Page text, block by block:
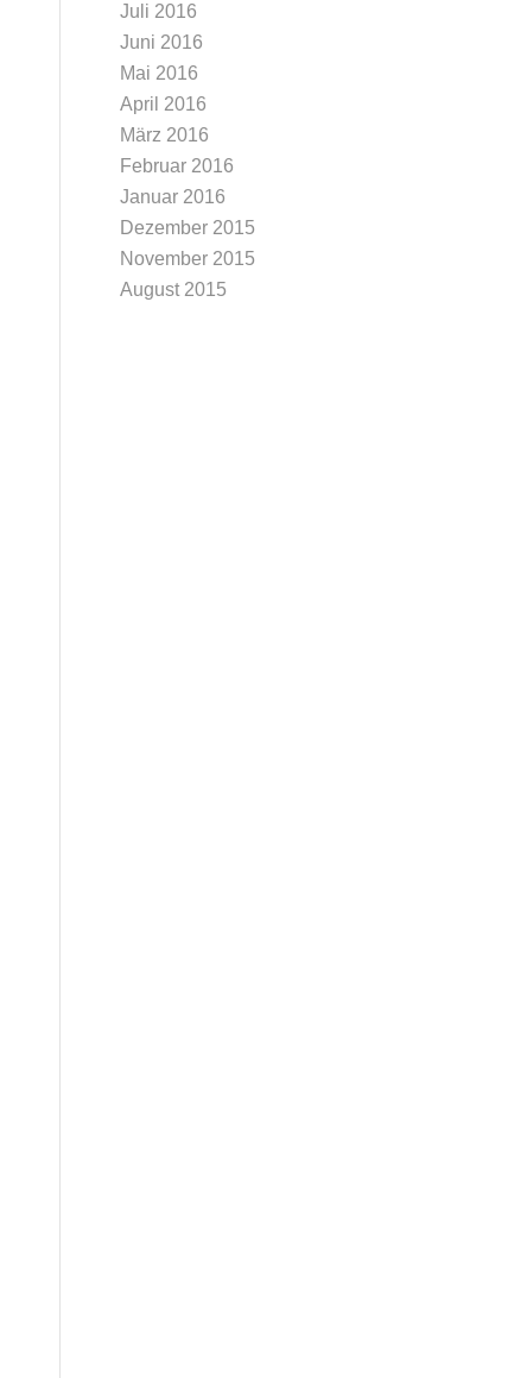
Juli 2016
Juni 2016
Mai 2016
April 2016
März 2016
Februar 2016
Januar 2016
Dezember 2015
November 2015
August 2015